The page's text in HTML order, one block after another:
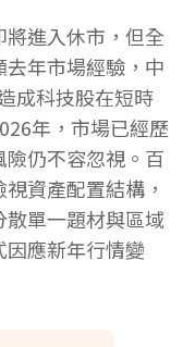
進入休市，但全
年市場經驗，中
成科技股在短時
年，市場已經歷
仍不容忽視。百
資產配置結構，
單一題材與區域
應新年行情變